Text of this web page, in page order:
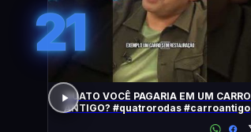
21
QUATO VOCÊ PAGARIA EM UM CARRO
ANTIGO? #quatrorodas #carroantigo